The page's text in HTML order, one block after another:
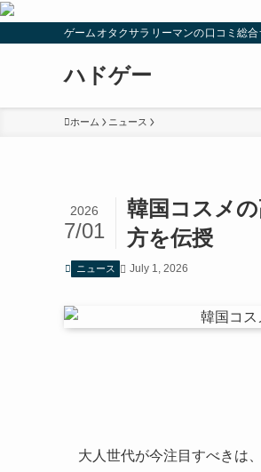
ゲームオタクサラリーマンの口コミ総合
ハドゲー
ホーム ニュース
韓国コスメ
方を伝授
2026
7/01
ニュース July 1, 2026
大人世代が今注目すべきは